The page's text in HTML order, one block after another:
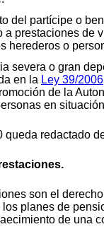
del partícipe o
a prestaciones de
herederos o
severa o gran
en la Ley 39/
de la
en
queda redactado
son el
planes de
de una